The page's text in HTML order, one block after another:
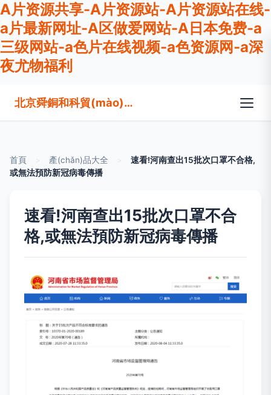
A片资源共享-A片资源站-A片资源站在线-
a片最新网址-A区做爱网站-A日本免费-a
三级网站-a色片在线视频-a色资源网-a深
夜尤物福利
北京舜銅和科貿(mào)有限公司
首頁 產(chǎn)品大全
速看!河南查出15批次口罩不合格,
或無法預防新冠病毒傳播
速看!河南查出15批次口罩不合
格,或無法預防新冠病毒傳播